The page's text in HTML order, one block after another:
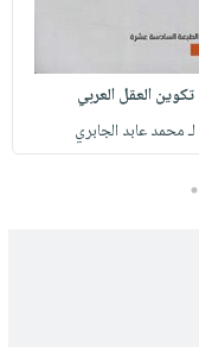
تكوين العقل العربي
لـ محمد عابد الجابري
5